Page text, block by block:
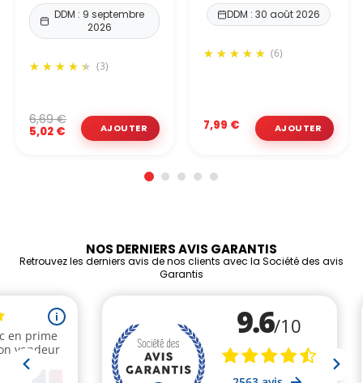
DDM : 9 septembre
2026
(3)
5,02 €
6,69 €
DDM : 30 août 2026
(6)
7,99 €
NOS DERNIERS AVIS GARANTIS
Retrouvez les derniers avis de nos clients avec la Société des avis
Garantis